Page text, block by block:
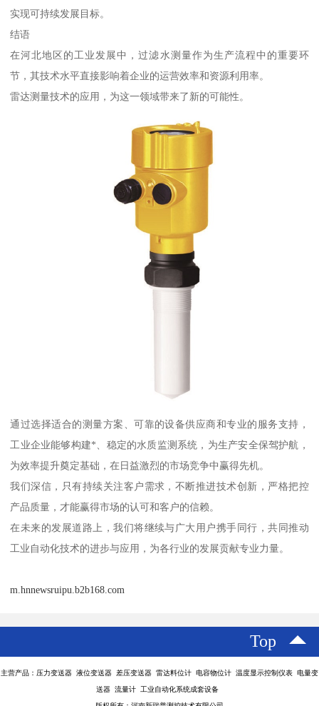
实现可持续发展目标。
结语
在河北地区的工业发展中，过滤水测量作为生产流程中的重要环
节，其技术水平直接影响着企业的运营效率和资源利用率。
雷达测量技术的应用，为这一领域带来了新的可能性。
通过选择适合的测量方案、可靠的设备供应商和专业的服务支持，
工业企业能够构建*、稳定的水质监测系统，为生产安全保驾护航，
为效率提升奠定基础，在日益激烈的市场竞争中赢得先机。
我们深信，只有持续关注客户需求，不断推进技术创新，严格把控
产品质量，才能赢得市场的认可和客户的信赖。
在未来的发展道路上，我们将继续与广大用户携手同行，共同推动
工业自动化技术的进步与应用，为各行业的发展贡献专业力量。
m.hnnewsruipu.b2b168.com
Top
主营产品：压力变送器 液位变送器 差压变送器 雷达料位计 电容物位计 温度显示控制仪表 电量变
送器 流量计 工业自动化系统成套设备